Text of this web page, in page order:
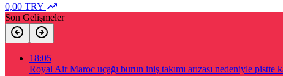
0,00 TRY
Son Gelişmeler
18:05
Royal Air Maroc uçağı burun iniş takımı arızası nedeniyle pistte